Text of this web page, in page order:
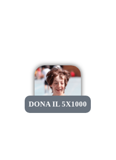
DONA IL 5X1000